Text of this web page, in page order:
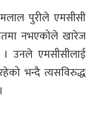
पुरीले एमसीसी
नभएकोले खारेज
उनले एमसीसीलाई
भन्दै त्यसविरुद्ध